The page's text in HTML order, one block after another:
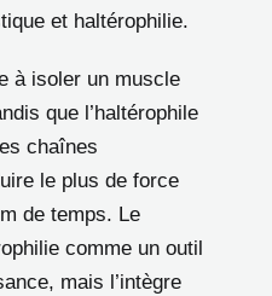
et haltérophilie.
à isoler un muscle
que l’haltérophile
chaînes
le plus de force
de temps. Le
comme un outil
mais l’intègre